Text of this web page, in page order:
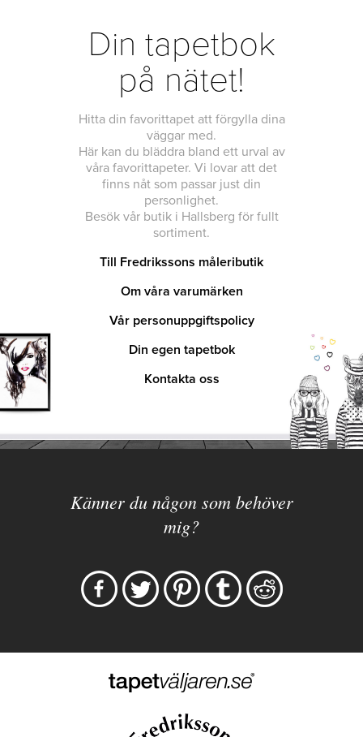
Din tapetbok
på nätet!
Hitta din favorittapet att förgylla dina
väggar med.
Här kan du bläddra bland ett urval av
våra favorittapeter. Vi lovar att det
finns nåt som passar just din
personlighet.
Besök vår butik i Hallsberg för fullt
sortiment.
Till Fredrikssons måleributik
Om våra varumärken
Vår personuppgiftspolicy
Din egen tapetbok
Kontakta oss
Känner du någon som behöver
mig?